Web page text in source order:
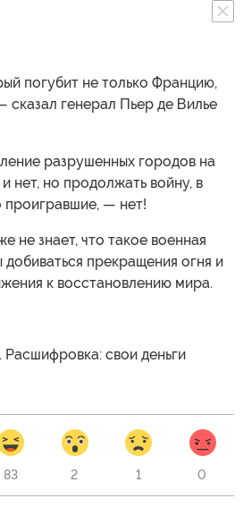
погубит не только Францию,
сказал генерал Пьер де Вилье
разрушенных городов на
нет, но продолжать войну, в
проигравшие, — нет!
не знает, что такое военная
прекращения огня и
к восстановлению мира.
Расшифровка: свои деньги
83 2 1 0